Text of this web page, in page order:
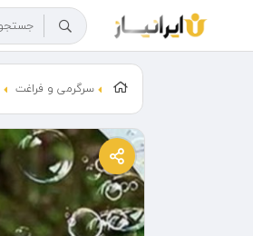
سرگرمی و فراغت